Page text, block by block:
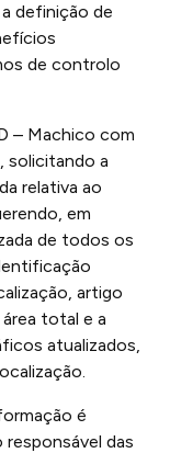
definição de
de controlo
– Machico com
solicitando a
relativa ao
em
de todos os
artigo
total e a
atualizados,
é
das